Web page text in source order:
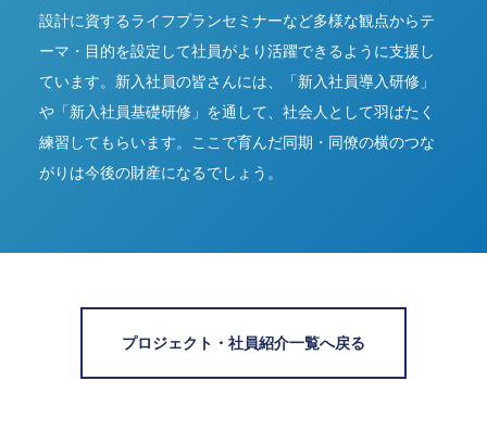
設計に資するライフプランセミナーなど多様な観点からテ
ーマ・目的を設定して社員がより活躍できるように支援し
ています。新入社員の皆さんには、「新入社員導入研修」
や「新入社員基礎研修」を通して、社会人として羽ばたく
練習してもらいます。ここで育んだ同期・同僚の横のつな
がりは今後の財産になるでしょう。
プロジェクト・社員紹介一覧へ戻る